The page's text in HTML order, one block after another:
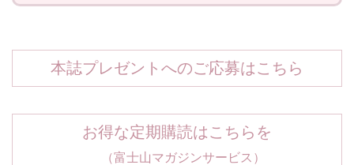
本誌プレゼントへのご応募はこちら
お得な定期購読はこちらを
（富士山マガジンサービス）